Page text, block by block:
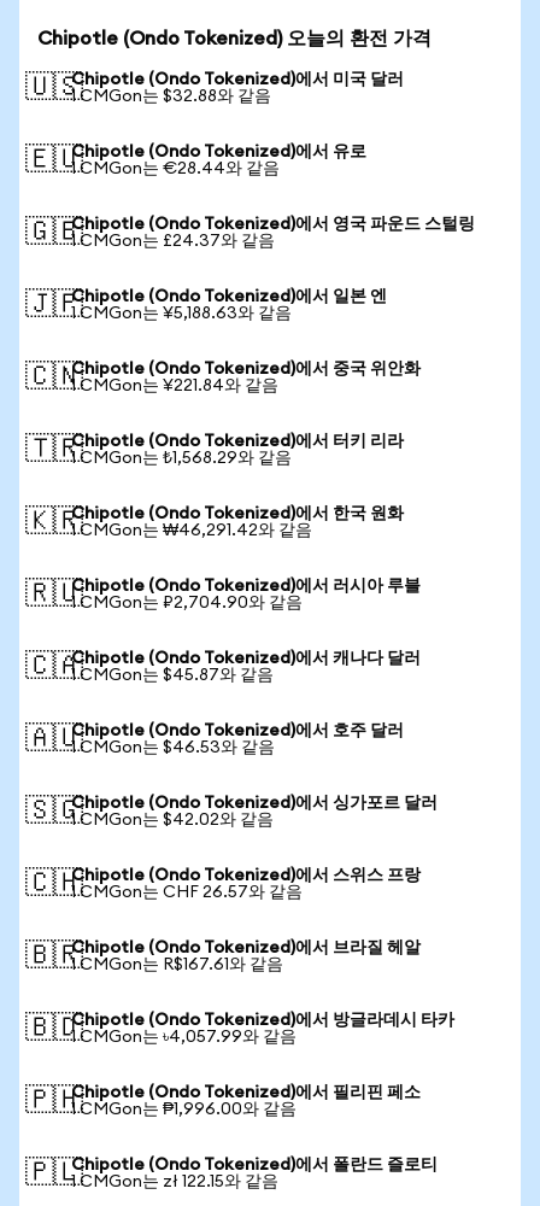
Chipotle (Ondo Tokenized) 오늘의 환전 가격
🇺🇸Chipotle (Ondo Tokenized)에서 미국 달러
1 CMGon는 $32.88와 같음
🇪🇺Chipotle (Ondo Tokenized)에서 유로
1 CMGon는 €28.44와 같음
🇬🇧Chipotle (Ondo Tokenized)에서 영국 파운드 스털링
1 CMGon는 £24.37와 같음
🇯🇵Chipotle (Ondo Tokenized)에서 일본 엔
1 CMGon는 ¥5,188.63와 같음
🇨🇳Chipotle (Ondo Tokenized)에서 중국 위안화
1 CMGon는 ¥221.84와 같음
🇹🇷Chipotle (Ondo Tokenized)에서 터키 리라
1 CMGon는 ₺1,568.29와 같음
🇰🇷Chipotle (Ondo Tokenized)에서 한국 원화
1 CMGon는 ₩46,291.42와 같음
🇷🇺Chipotle (Ondo Tokenized)에서 러시아 루블
1 CMGon는 ₽2,704.90와 같음
🇨🇦Chipotle (Ondo Tokenized)에서 캐나다 달러
1 CMGon는 $45.87와 같음
🇦🇺Chipotle (Ondo Tokenized)에서 호주 달러
1 CMGon는 $46.53와 같음
🇸🇬Chipotle (Ondo Tokenized)에서 싱가포르 달러
1 CMGon는 $42.02와 같음
🇨🇭Chipotle (Ondo Tokenized)에서 스위스 프랑
1 CMGon는 CHF 26.57와 같음
🇧🇷Chipotle (Ondo Tokenized)에서 브라질 헤알
1 CMGon는 R$167.61와 같음
🇧🇩Chipotle (Ondo Tokenized)에서 방글라데시 타카
1 CMGon는 ৳4,057.99와 같음
🇵🇭Chipotle (Ondo Tokenized)에서 필리핀 페소
1 CMGon는 ₱1,996.00와 같음
🇵🇱Chipotle (Ondo Tokenized)에서 폴란드 즐로티
1 CMGon는 zł 122.15와 같음